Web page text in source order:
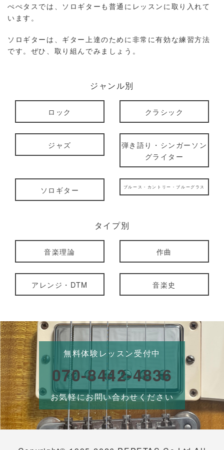
ぺぺタスでは、ソロギターも普通にレッスンに取り入れて
います。
ソロギターは、ギター上達のために非常に有効な練習方法
です。ぜひ、取り組んでみましょう。
ジャンル別
ロック クラシック
ジャズ
弾き語り・シンガーソン
グライター
ソロギター ブルース・カントリー・ブルーグラス
タイプ別
音楽理論 作曲
アレンジ・DTM 音楽史
無料体験レッスン受付中
070-8442-4836
お気軽にお問い合わせください